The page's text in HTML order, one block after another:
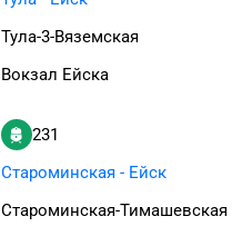
Тула-3-Вяземская
Вокзал Ейска
231
Староминская - Ейск
Староминская-Тимашевская